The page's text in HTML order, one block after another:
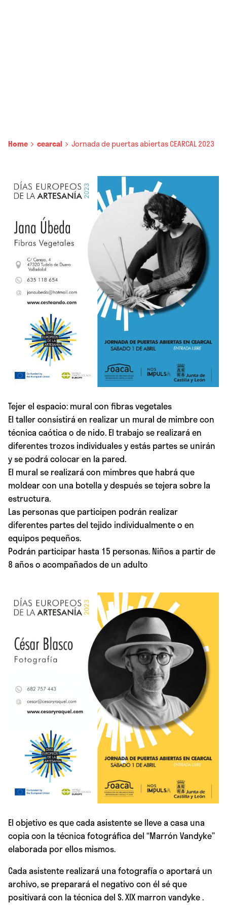
Home cearcal Jornada de puertas abiertas CEARCAL 2023
Tejer el espacio: mural con fibras vegetales
El taller consistirá en realizar un mural de mimbre con
técnica caótica o de nido. El trabajo se realizará en
diferentes trozos individuales y estás partes se unirán
y se podrá colocar en la pared.
El mural se realizará con mimbres que habrá que
moldear con una botella y después se tejera sobre la
estructura.
Las personas que participen podrán realizar
diferentes partes del tejido individualmente o en
equipos pequeños.
Podrán participar hasta 15 personas. Niños a partir de
8 años o acompañados de un adulto
El objetivo es que cada asistente se lleve a casa una
copia con la técnica fotográfica del “Marrón Vandyke”
elaborada por ellos mismos.
Cada asistente realizará una fotografía o aportará un
archivo, se preparará el negativo con él sé que
positivará con la técnica del S. XIX marron vandyke .